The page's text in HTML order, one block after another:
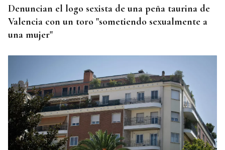
Denuncian el logo sexista de una peña taurina de
Valencia con un toro "sometiendo sexualmente a
una mujer"